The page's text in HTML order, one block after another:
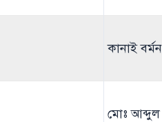
কানাই বর্মন
মোঃ